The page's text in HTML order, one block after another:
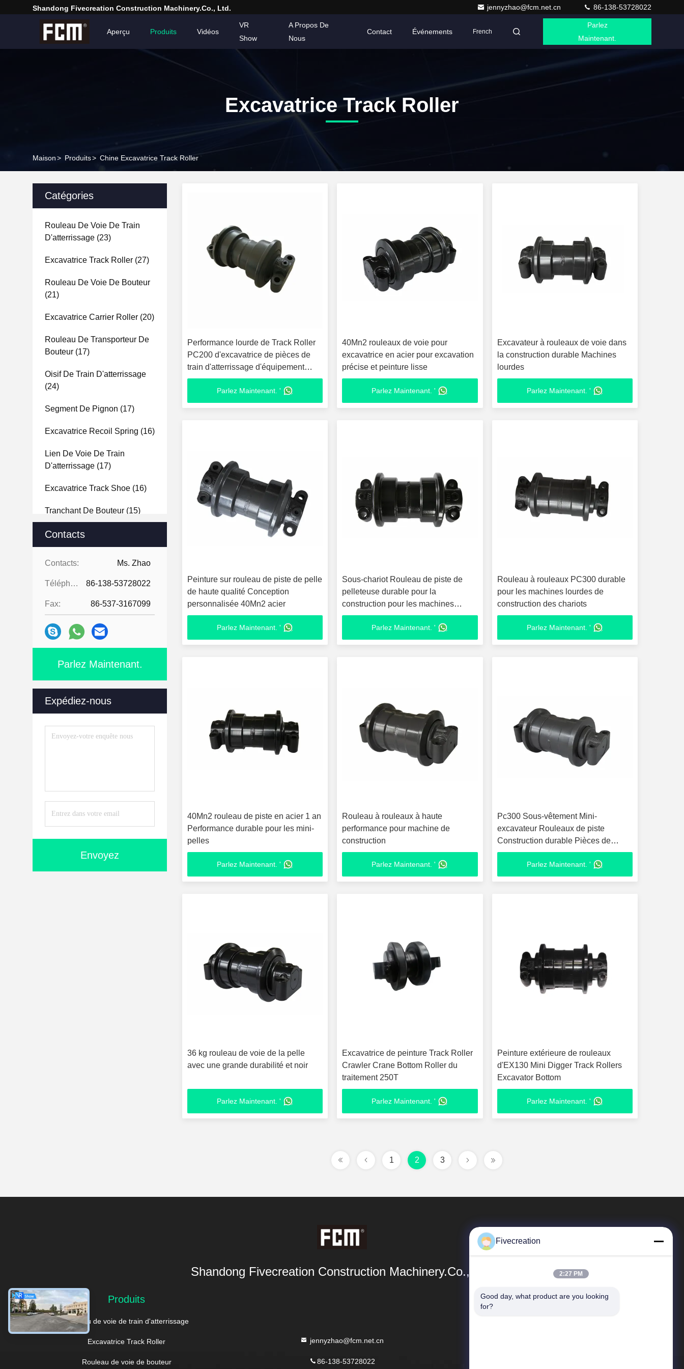
Shandong Fivecreation Construction Machinery.Co., Ltd. jennyzhao@fcm.net.cn 86-138-53728022
Aperçu Produits Vidéos
VR
Show
A Propos De
Nous
Contact Événements French
Parlez
Maintenant.
Excavatrice Track Roller
Maison> Produits> Chine Excavatrice Track Roller
Catégories
Rouleau De Voie De Train
D'atterrissage (23)
Excavatrice Track Roller (27)
Rouleau De Voie De Bouteur
(21)
Excavatrice Carrier Roller (20)
Rouleau De Transporteur De
Bouteur (17)
Oisif De Train D'atterrissage
(24)
Segment De Pignon (17)
Excavatrice Recoil Spring (16)
Lien De Voie De Train
D'atterrissage (17)
Excavatrice Track Shoe (16)
Tranchant De Bouteur (15)
Excavatrice Bucket Teeth
Contacts
Contacts: Ms. Zhao
Téléphone: 86-138-53728022
Fax: 86-537-3167099
Parlez Maintenant.
Expédiez-nous
Envoyez
Performance lourde de Track Roller
PC200 d'excavatrice de pièces de
train d'atterrissage d'équipement
haute
Parlez Maintenant. '
40Mn2 rouleaux de voie pour
excavatrice en acier pour excavation
précise et peinture lisse
Parlez Maintenant. '
Excavateur à rouleaux de voie dans
la construction durable Machines
lourdes
Parlez Maintenant. '
Peinture sur rouleau de piste de pelle
de haute qualité Conception
personnalisée 40Mn2 acier
Parlez Maintenant. '
Sous-chariot Rouleau de piste de
pelleteuse durable pour la
construction pour les machines
lourdes
Parlez Maintenant. '
Rouleau à rouleaux PC300 durable
pour les machines lourdes de
construction des chariots
Parlez Maintenant. '
40Mn2 rouleau de piste en acier 1 an
Performance durable pour les mini-
pelles
Parlez Maintenant. '
Rouleau à rouleaux à haute
performance pour machine de
construction
Parlez Maintenant. '
Pc300 Sous-vêtement Mini-
excavateur Rouleaux de piste
Construction durable Pièces de
machines lourdes
Parlez Maintenant. '
36 kg rouleau de voie de la pelle
avec une grande durabilité et noir
Parlez Maintenant. '
Excavatrice de peinture Track Roller
Crawler Crane Bottom Roller du
traitement 250T
Parlez Maintenant. '
Peinture extérieure de rouleaux
d'EX130 Mini Digger Track Rollers
Excavator Bottom
Parlez Maintenant. '
1 2 3
Shandong Fivecreation Construction Machinery.Co., Ltd.
Produits
Rouleau de voie de train d'atterrissage
Excavatrice Track Roller
Rouleau de voie de bouteur
jennyzhao@fcm.net.cn
86-138-53728022
Liens Rapides
Fivecreation
2:27 PM
Good day, what product are you looking
for?